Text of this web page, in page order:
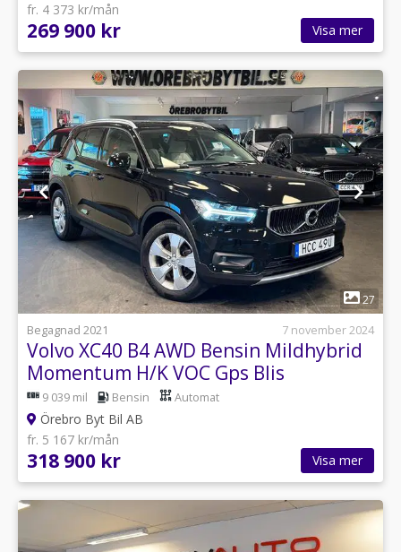
fr. 4 373 kr/mån
269 900 kr Visa mer
1
27
Begagnad 2021
7 november 2024
Volvo XC40 B4 AWD Bensin Mildhybrid
Momentum H/K VOC Gps Blis
9 039 mil Bensin Automat
Örebro Byt Bil AB
fr. 5 167 kr/mån
318 900 kr Visa mer